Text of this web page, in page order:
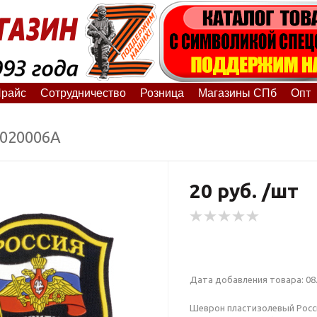
Сотрудничество Розница Магазины СПб Опт
20 руб. /шт
Дата добавления товара:
Шеврон пластизолевый